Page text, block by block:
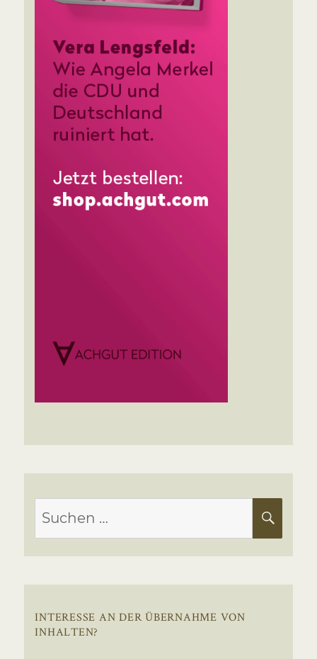
Suchen
nach:
INTERESSE AN DER ÜBERNAHME VON
INHALTEN?